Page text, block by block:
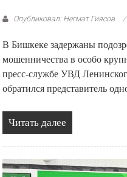
Опубликовал: Негмат Гиясов
В Бишкеке задержаны
мошенничества в особо
пресс-службе УВД
обратился представитель
Читать далее